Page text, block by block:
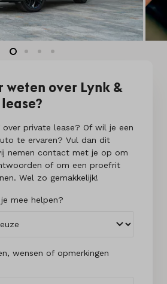
weten over Lynk &
over private lease? Of wil je een
te ervaren? Vul dan dit
nemen contact met je op om
of om een proefrit
Wel zo gemakkelijk!
mee helpen?
wensen of opmerkingen